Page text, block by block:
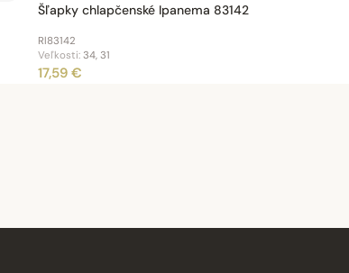
Šľapky chlapčenské Ipanema 83142
Rl83142
Veľkosti:34, 31
17,59 €